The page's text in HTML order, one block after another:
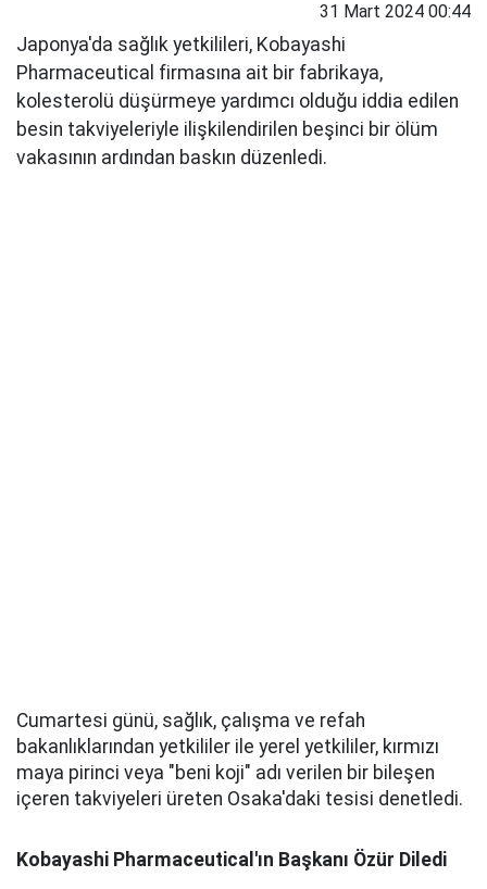
31 Mart 2024 00:44
Japonya'da sağlık yetkilileri, Kobayashi
Pharmaceutical firmasına ait bir fabrikaya,
kolesterolü düşürmeye yardımcı olduğu iddia edilen
besin takviyeleriyle ilişkilendirilen beşinci bir ölüm
vakasının ardından baskın düzenledi.
Cumartesi günü, sağlık, çalışma ve refah
bakanlıklarından yetkililer ile yerel yetkililer, kırmızı
maya pirinci veya "beni koji" adı verilen bir bileşen
içeren takviyeleri üreten Osaka'daki tesisi denetledi.
Kobayashi Pharmaceutical'ın Başkanı Özür Diledi